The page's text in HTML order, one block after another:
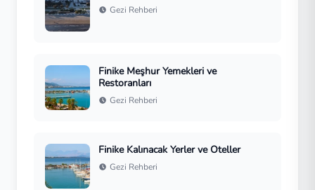
Gezi Rehberi
Finike Meşhur Yemekleri ve
Restoranları
Gezi Rehberi
Finike Kalınacak Yerler ve Oteller
Gezi Rehberi